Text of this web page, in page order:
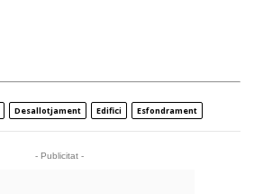
Desallotjament Edifici Esfondrament
- Publicitat -